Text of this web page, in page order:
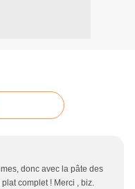
donc avec la pâte des
complet ! Merci , biz.